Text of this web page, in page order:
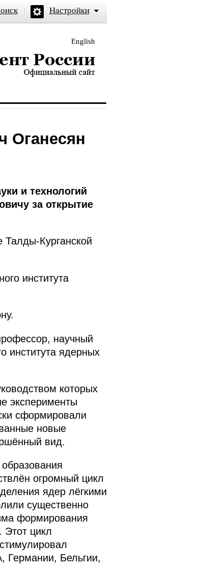
Настройки
English
сайт
Оганесян
и технологий
за открытие
Талды-Курганской
института
научный
института ядерных
которых
эксперименты
сформировали
новые
вид.
огромный цикл
ядер лёгкими
существенно
формирования
Этот цикл
Германии, Бельгии,